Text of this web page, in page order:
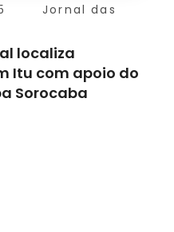
Jornal das
localiza
Itu com apoio do
Sorocaba